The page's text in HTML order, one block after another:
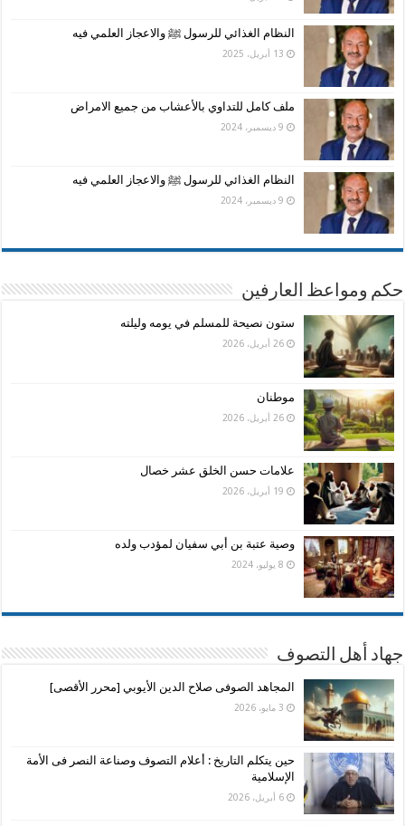
النظام الغذائي للرسول ﷺ والاعجاز العلمي فيه
13 أبريل، 2025
ملف كامل للتداوي بالأعشاب من جميع الامراض
9 ديسمبر، 2024
النظام الغذائي للرسول ﷺ والاعجاز العلمي فيه
9 ديسمبر، 2024
حكم ومواعظ العارفين
ستون نصيحة للمسلم في يومه وليلته
26 أبريل، 2026
موطنان
26 أبريل، 2026
علامات حسن الخلق عشر خصال
19 أبريل، 2026
وصية عتبة بن أبي سفيان لمؤدب ولده
8 يوليو، 2024
جهاد أهل التصوف
المجاهد الصوفى صلاح الدين الأيوبي [محرر الأقصى]
3 مايو، 2026
حين يتكلم التاريخ : أعلام التصوف وصناعة النصر فى الأمة
الإسلامية
6 أبريل، 2026